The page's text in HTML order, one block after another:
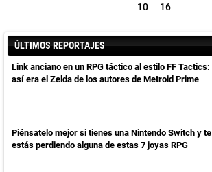
10 16
ÚLTIMOS REPORTAJES
Link anciano en un RPG táctico al estilo FF Tactics:
así era el Zelda de los autores de Metroid Prime
Piénsatelo mejor si tienes una Nintendo Switch y te
estás perdiendo alguna de estas 7 joyas RPG